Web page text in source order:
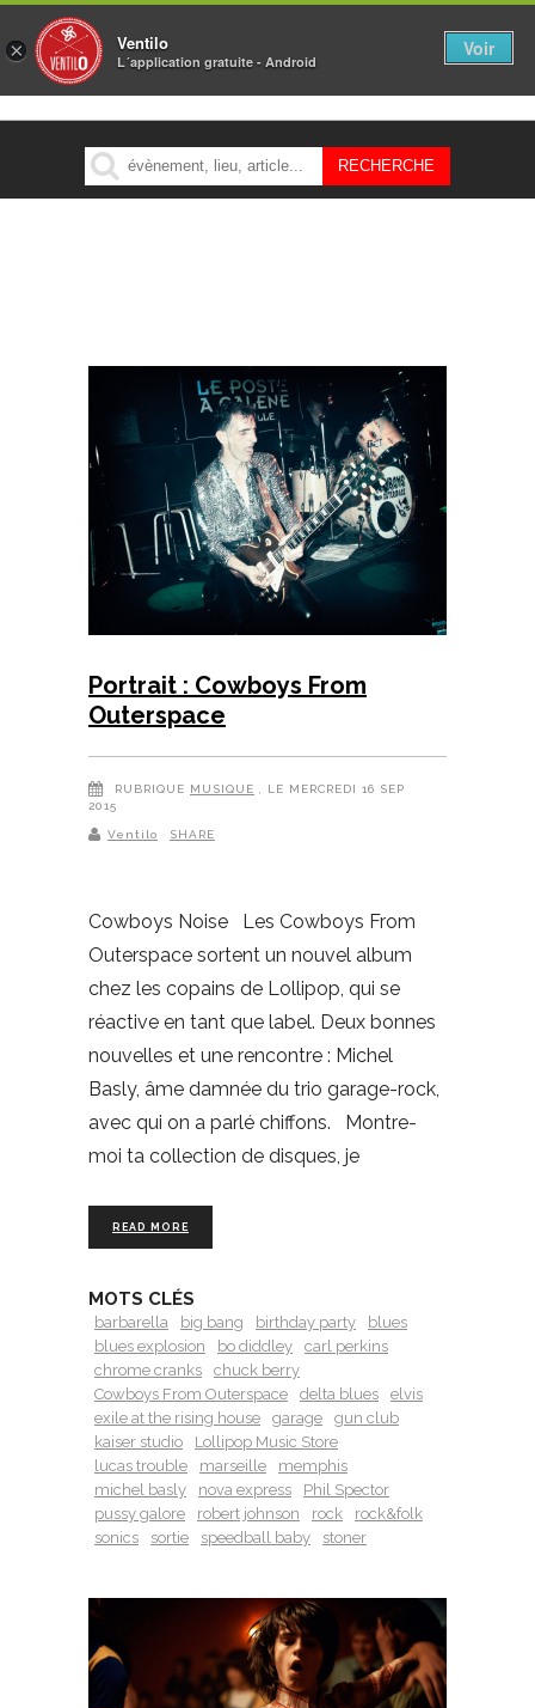
MENU
Portrait : Cowboys From
Outerspace
RUBRIQUE MUSIQUE
, LE MERCREDI 16 SEP
2015
Ventilo SHARE
Cowboys Noise Les Cowboys From
Outerspace sortent un nouvel album
chez les copains de Lollipop, qui se
réactive en tant que label. Deux bonnes
nouvelles et une rencontre : Michel
Basly, âme damnée du trio garage-rock,
avec qui on a parlé chiffons. Montre-
moi ta collection de disques, je
READ MORE
MOTS CLÉS
barbarella big bang birthday party
blues
blues explosion
bo diddley
carl perkins
chrome cranks
chuck berry
Cowboys From Outerspace
delta blues
elvis
exile at the rising house
garage
gun club
kaiser studio
Lollipop Music Store
lucas trouble
marseille
memphis
michel basly
nova express
Phil Spector
pussy galore
robert johnson rock
rock&folk
sonics
sortie speedball baby stoner
× Ventilo
L´application gratuite - Android
Voir